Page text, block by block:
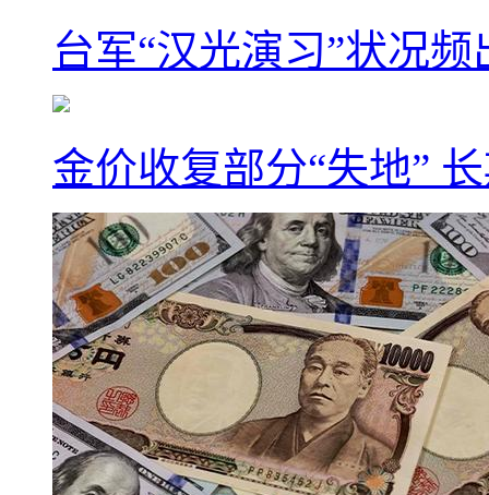
台军“汉光演习”状况
金价收复部分“失地”